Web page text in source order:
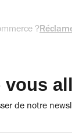
?
vous
de notre